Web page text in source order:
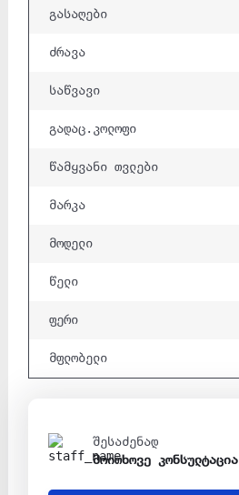
გასაღები
ძრავა
საწვავი
გადაც.კოლოფი
წამყვანი თვლები
მარკა
მოდელი
წელი
ფერი
მფლობელი
შესაძენად
მოითხოვე კონსულტაცია